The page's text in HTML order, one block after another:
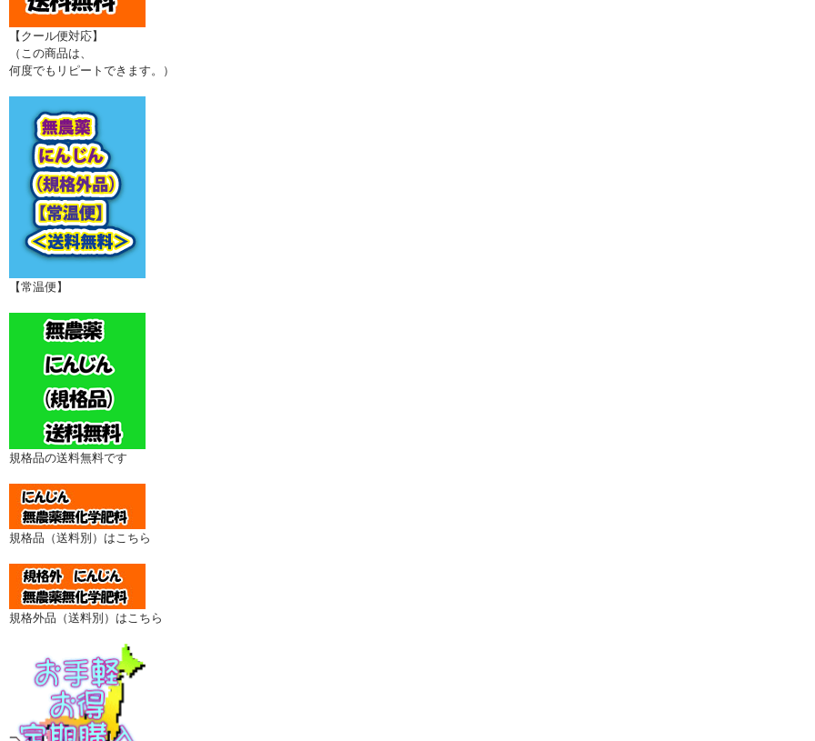
【クール便対応】
（この商品は、
何度でもリピートできます。）
【常温便】
規格品の送料無料です
規格品（送料別）はこちら
規格外品（送料別）はこちら